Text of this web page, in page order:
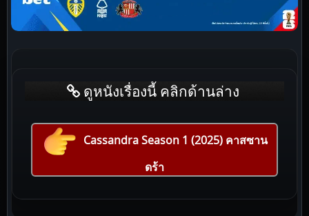
ดูหนังเรื่องนี้ คลิกด้านล่าง
Cassandra Season 1 (2025) คาสซาน
ดร้า